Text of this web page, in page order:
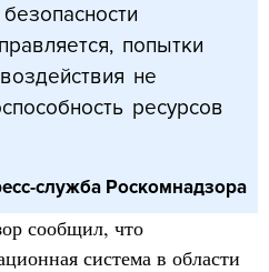
попытки
не
ресурсов
служба Роскомнадзора
сообщил, что
система в области